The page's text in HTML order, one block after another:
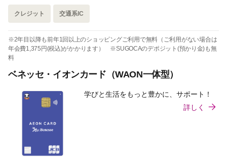
クレジット 交通系IC
※2年目以降も前年1回以上のショッピングご利用で無料（ご利用がない場合は
年会費1,375円(税込)がかかります） ※SUGOCAのデポジット(預かり金)も無
料
ベネッセ・イオンカード（WAON一体型）
学びと生活をもっと豊かに、サポート！
詳しく